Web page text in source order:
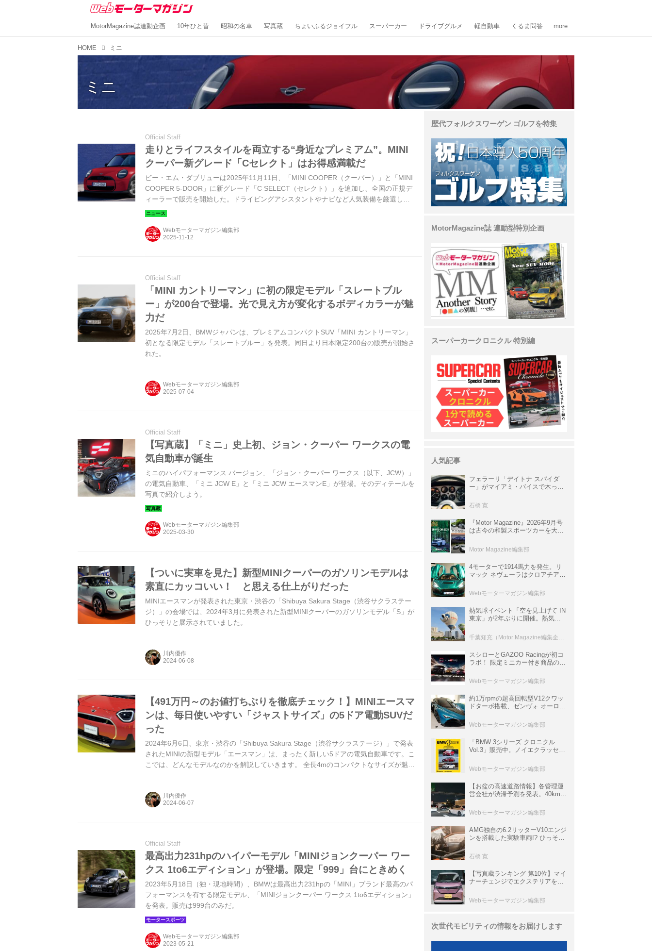
MotorMagazine誌連動企画 10年ひと昔 昭和の名車 写真蔵 ちょいふるジョイフル スーパーカー ドライブグルメ 軽自動車 くるま問答 more
HOME ミニ
ミニ
Official Staff
走りとライフスタイルを両立する“身近なプレミアム”。MINI
クーパー新グレード「Cセレクト」はお得感満載だ
ビー・エム・ダブリューは2025年11月11日、「MINI COOPER（クーパー）」と「MINI
COOPER 5-DOOR」に新グレード「C SELECT（セレクト）」を追加し、全国の正規デ
ィーラーで販売を開始した。ドライビングアシスタントやナビなど人気装備を厳選し、
MINIらしいプレミアム感をより身近な価格で実現している。
Webモーターマガジン編集部
Official Staff
「MINI カントリーマン」に初の限定モデル「スレートブル
ー」が200台で登場。光で見え方が変化するボディカラーが魅
力だ
2025年7月2日、BMWジャパンは、プレミアムコンパクトSUV「MINI カントリーマン」
初となる限定モデル「スレートブルー」を発表。同日より日本限定200台の販売が開始さ
れた。
Webモーターマガジン編集部
Official Staff
【写真蔵】「ミニ」史上初、ジョン・クーパー ワークスの電
気自動車が誕生
ミニのハイパフォーマンス バージョン、「ジョン・クーパー ワークス（以下、JCW）」
の電気自動車、「ミニ JCW E」と「ミニ JCW エースマンE」が登場。そのディテールを
写真で紹介しよう。
Webモーターマガジン編集部
【ついに実車を見た】新型MINIクーパーのガソリンモデルは
素直にカッコいい！ と思える仕上がりだった
MINIエースマンが発表された東京・渋谷の「Shibuya Sakura Stage（渋谷サクラステー
ジ）」の会場では、2024年3月に発表された新型MINIクーパーのガソリンモデル「S」が
ひっそりと展示されていました。
川内優作
【491万円～のお値打ちぶりを徹底チェック！】MINIエースマ
ンは、毎日使いやすい「ジャストサイズ」の5ドア電動SUVだ
った
2024年6月6日、東京・渋谷の「Shibuya Sakura Stage（渋谷サクラステージ）」で発表
されたMINIの新型モデル「エースマン」は、まったく新しい5ドアの電気自動車です。こ
こでは、どんなモデルなのかを解説していきます。 全長4mのコンパクトなサイズが魅力
ボディサイズは、全長4080×全幅1755×全高1515mmという我々の道路環境にぴったりな
大きさです。ひと足先に登場した新型MINIクーパー3ドアは、全長38...
川内優作
Official Staff
最高出力231hpのハイパーモデル「MINIジョンクーパー ワー
クス 1to6エディション」が登場。限定「999」台にときめく
2023年5月18日（独・現地時間）、BMWは最高出力231hpの「MINI」ブランド最高のパ
フォーマンスを有する限定モデル、「MINIジョンクーパー ワークス 1to6エディション」
を発表。販売は999台のみだ。
Webモーターマガジン編集部
歴代フォルクスワーゲン ゴルフを特集
MotorMagazine誌 連動型特別企画
スーパーカークロニクル 特別編
人気記事
フェラーリ「デイトナ スパイダ
ー」がマイアミ・バイスで木っ端
サ」に化けた理由
石橋 寛
『Motor Magazine』2026年9月号
は古今の和製スポーツカーを大特
情報も満載
Motor Magazine編集部
4モーターで1914馬力を発生。リ
マック ネヴェーラはクロアチア発
ロニクル・完全版／115】
Webモーターマガジン編集部
熱気球イベント「空を見上げて IN
東京」が2年ぶりに開催。熱気球
室などのコンテンツも
スシローとGAZOO Racingが初コ
ラボ！ 限定ミニカー付き商品の
ト体験があたる抽選企画などを展
開
Webモーターマガジン編集部
約1万rpmの超高回転型V12クワッ
ドターボ搭載、ゼンヴォ オーロラ
イパーカー【スーパーカークロニ
クル・完全版／116】
Webモーターマガジン編集部
「BMW 3シリーズ クロニクル
Vol.3」販売中。ノイエクラッセか
ムック
Webモーターマガジン編集部
【お盆の高速道路情報】各管理運
営会社が渋滞予測を発表。40km以
数ある
Webモーターマガジン編集部
AMG独自の6.2リッターV10エンジ
ンを搭載した実験車両!? ひっそり
P900 プロトタイプ」とは
石橋 寛
【写真蔵ランキング 第10位】マイ
ナーチェンジでエクステリアを刷
クラ」
Webモーターマガジン編集部
次世代モビリティの情報をお届けします